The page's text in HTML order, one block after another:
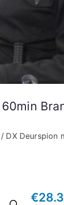
DX Deurspion
€